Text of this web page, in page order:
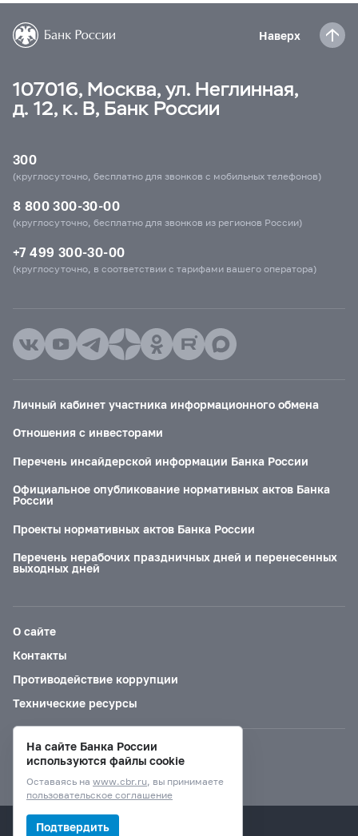
Наверх
107016, Москва, ул. Неглинная,
д. 12, к. В, Банк России
300
(круглосуточно, бесплатно для звонков с мобильных телефонов)
8 800 300-30-00
(круглосуточно, бесплатно для звонков из регионов России)
+7 499 300-30-00
(круглосуточно, в соответствии с тарифами вашего оператора)
Личный кабинет участника информационного обмена
Отношения с инвесторами
Перечень инсайдерской информации Банка России
Официальное опубликование нормативных актов Банка
России
Проекты нормативных актов Банка России
Перечень нерабочих праздничных дней и перенесенных
выходных дней
О сайте
Контакты
Противодействие коррупции
Технические ресурсы
Версия для слабовидящих
© Банк России, 2000–2026.
На сайте Банка России
используются файлы cookie
Оставаясь на www.cbr.ru, вы принимаете
пользовательское соглашение
Подтвердить